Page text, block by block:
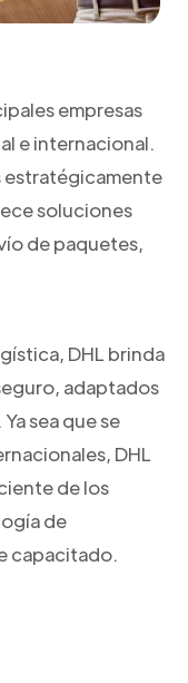
empresas
e internacional.
estratégicamente
soluciones
de paquetes,
DHL brinda
adaptados
sea que se
DHL
de los
de
capacitado.